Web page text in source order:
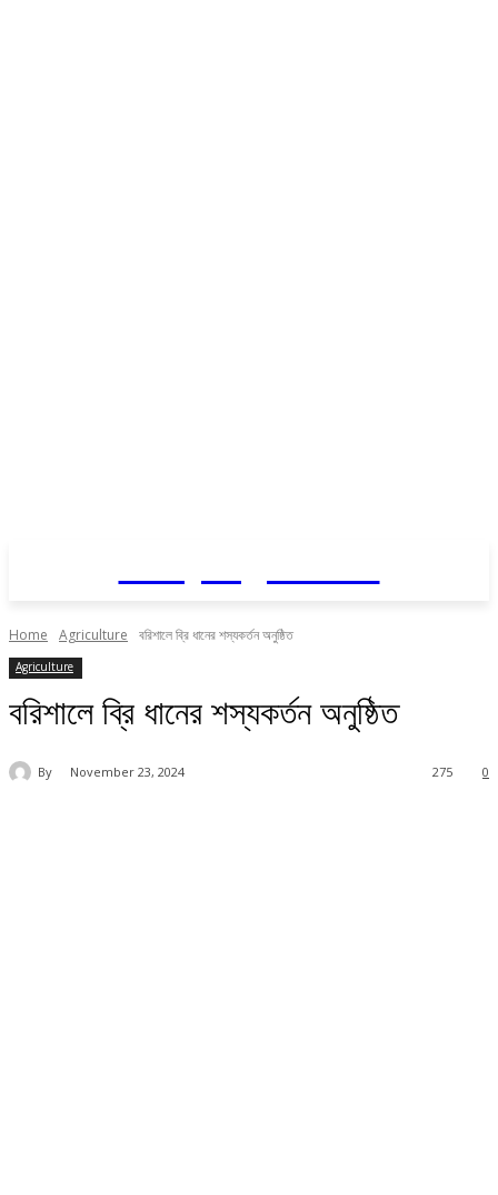
Home Agriculture বরিশালে ব্রি ধানের শস্যকর্তন অনুষ্ঠিত
Agriculture
বরিশালে ব্রি ধানের শস্যকর্তন অনুষ্ঠিত
By November 23, 2024 0
275